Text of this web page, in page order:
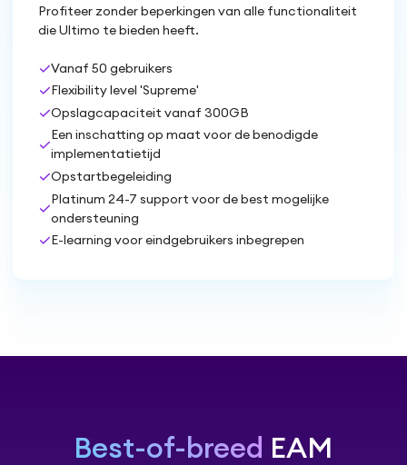
Profiteer zonder beperkingen van alle functionaliteit
die Ultimo te bieden heeft.
checkVanaf 50 gebruikers
checkFlexibility level 'Supreme'
checkOpslagcapaciteit vanaf 300GB
check
Een inschatting op maat voor de benodigde
implementatietijd
checkOpstartbegeleiding
check
Platinum 24-7 support voor de best mogelijke
ondersteuning
checkE-learning voor eindgebruikers inbegrepen
Best-of-breed EAM